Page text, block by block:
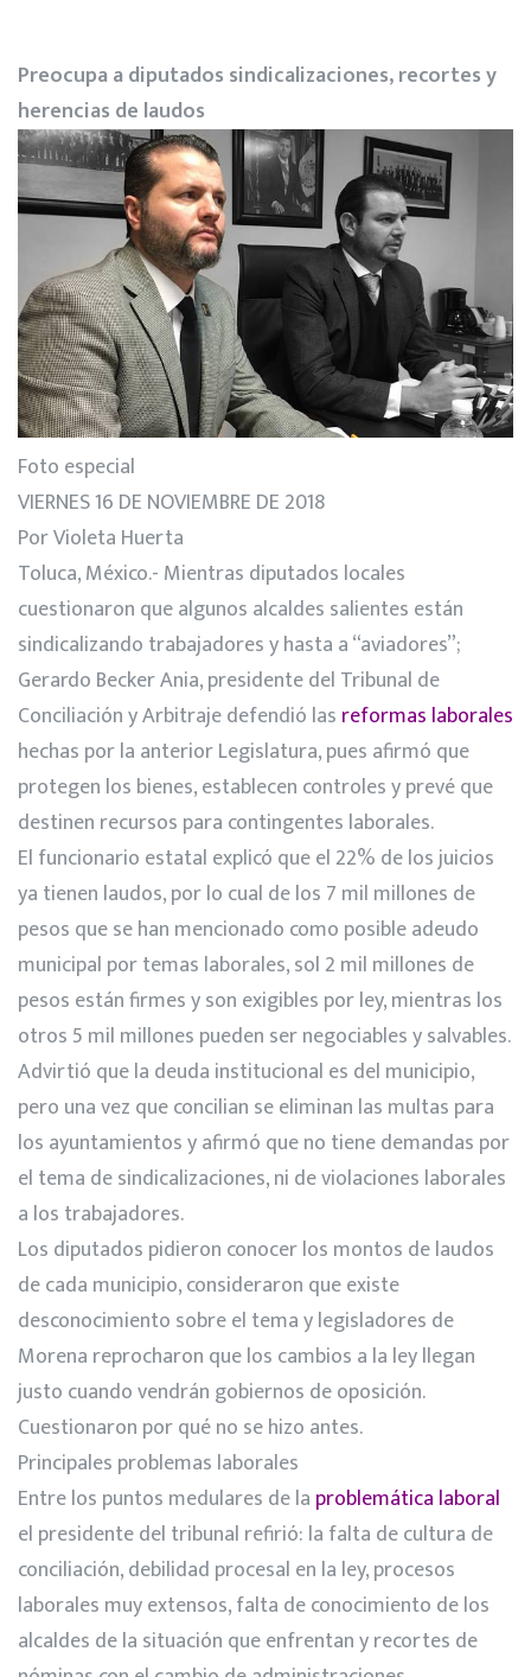
Preocupa a diputados sindicalizaciones, recortes y
herencias de laudos
Foto especial
VIERNES 16 DE NOVIEMBRE DE 2018
Por Violeta Huerta
Toluca, México.- Mientras diputados locales
cuestionaron que algunos alcaldes salientes están
sindicalizando trabajadores y hasta a “aviadores”;
Gerardo Becker Ania, presidente del Tribunal de
Conciliación y Arbitraje defendió las reformas laborales
hechas por la anterior Legislatura, pues afirmó que
protegen los bienes, establecen controles y prevé que
destinen recursos para contingentes laborales.
El funcionario estatal explicó que el 22% de los juicios
ya tienen laudos, por lo cual de los 7 mil millones de
pesos que se han mencionado como posible adeudo
municipal por temas laborales, sol 2 mil millones de
pesos están firmes y son exigibles por ley, mientras los
otros 5 mil millones pueden ser negociables y salvables.
Advirtió que la deuda institucional es del municipio,
pero una vez que concilian se eliminan las multas para
los ayuntamientos y afirmó que no tiene demandas por
el tema de sindicalizaciones, ni de violaciones laborales
a los trabajadores.
Los diputados pidieron conocer los montos de laudos
de cada municipio, consideraron que existe
desconocimiento sobre el tema y legisladores de
Morena reprocharon que los cambios a la ley llegan
justo cuando vendrán gobiernos de oposición.
Cuestionaron por qué no se hizo antes.
Principales problemas laborales
Entre los puntos medulares de la problemática laboral
el presidente del tribunal refirió: la falta de cultura de
conciliación, debilidad procesal en la ley, procesos
laborales muy extensos, falta de conocimiento de los
alcaldes de la situación que enfrentan y recortes de